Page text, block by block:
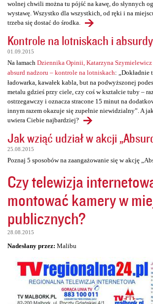
wolnej chwili można tu pójść na kawę, do słynnych
wystawę. Wszystko dla wszystkich, od ręki i na
trzeba się dostać do środka.
Kontrole na lotniskach i
01.09.2015
Na łamach Dziennika Opinii, Katarzyna Szymielewicz
absurd nadzoru – kontrole na lotniskach: „Dokładnie
ładowarka, kawałek kabla, but na podwyższonej
metalu gdzieś przy ciele, czy coś w kształcie tuby –
ostrzegawczy i oznacza stracone 15 minut na
innym razem okazuje się zupełnie niewidzialny”. A
uwiera Ciebie najbardziej?
Jak wziąć udział w akcji
25.08.2015
Poznaj 5 sposobów na zaangażowanie się w akcję
Czy telewizja
montować kamery w
publicznych?
28.08.2015
Nadesłany przez: Malibu